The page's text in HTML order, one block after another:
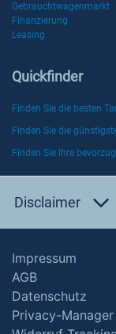
Gebrauchtwagenmarkt
Finanzierung
Leasing
Quickfinder
Finden Sie die besten
Finden Sie die
Finden Sie Ihre
Disclaimer
Impressum
AGB
Datenschutz
Privacy-Manager